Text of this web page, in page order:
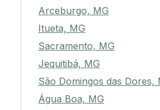
Arceburgo, MG
Itueta, MG
Sacramento, MG
Jequitibá, MG
São Domingos das Dores,
Água Boa, MG